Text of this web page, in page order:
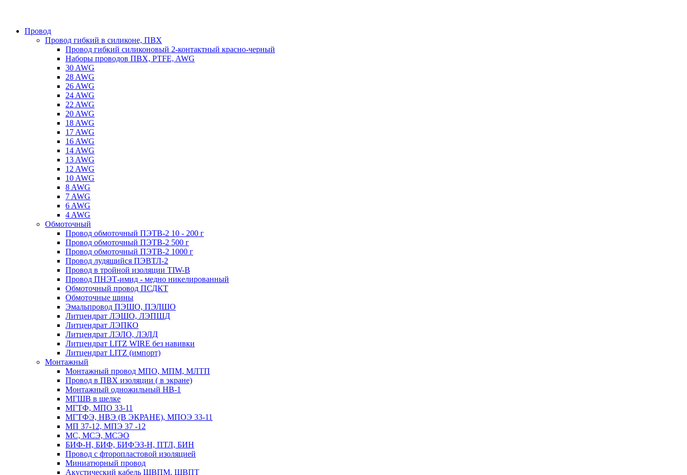
Провод
Провод гибкий в силиконе, ПВХ
Провод гибкий силиконовый 2-контактный красно-черный
Наборы проводов ПВХ, PTFE, AWG
30 AWG
28 AWG
26 AWG
24 AWG
22 AWG
20 AWG
18 AWG
17 AWG
16 AWG
14 AWG
13 AWG
12 AWG
10 AWG
8 AWG
7 AWG
6 AWG
4 AWG
Обмоточный
Провод обмоточный ПЭТВ-2 10 - 200 г
Провод обмоточный ПЭТВ-2 500 г
Провод обмоточный ПЭТВ-2 1000 г
Провод лудящийся ПЭВТЛ-2
Провод в тройной изоляции TIW-B
Провод ПНЭТ-имид - медно никелированный
Обмоточный провод ПСДКТ
Обмоточные шины
Эмальпровод ПЭШО, ПЭЛШО
Литцендрат ЛЭШО, ЛЭПШД
Литцендрат ЛЭПКО
Литцендрат ЛЭЛО, ЛЭЛД
Литцендрат LITZ WIRE без навивки
Литцендрат LITZ (импорт)
Монтажный
Монтажный провод МПО, МПМ, МЛТП
Провод в ПВХ изоляции ( в экране)
Монтажный одножильный HB-1
МГШВ в шелке
МГТФ, МПО 33-11
МГТФЭ, НВЭ (В ЭКРАНЕ), МПОЭ 33-11
МП 37-12, МПЭ 37 -12
МС, МСЭ, МСЭО
БИФ-Н, БИФ, БИФЭЗ-Н, ПТЛ, БИН
Провод с фторопластовой изоляцией
Миниатюрный провод
Акустический кабель ШВПМ, ШВПТ